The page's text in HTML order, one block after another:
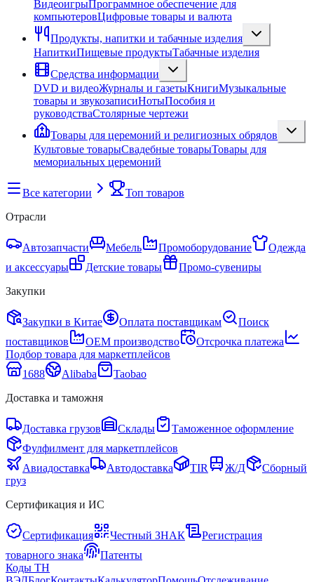
ВидеоигрыПрограммное обеспечение для
компьютеровЦифровые товары и валюта
Продукты, напитки и табачные изделия
НапиткиПищевые продуктыТабачные изделия
Средства информации
DVD и видеоЖурналы и газетыКнигиМузыкальные
товары и звукозаписиНотыПособия и
руководстваСтолярные чертежи
Товары для церемоний и религиозных обрядов
Культовые товарыСвадебные товарыТовары для
мемориальных церемоний
Все категории
Топ товаров
Отрасли
Автозапчасти Мебель Промоборудование
Одежда
и аксессуары
Детские товары
Промо-сувениры
Закупки
Закупки в Китае Оплата поставщикам
Поиск
поставщиков
OEM производство
Отсрочка платежа
Подбор товара для маркетплейсов
1688
Alibaba
Taobao
Доставка и таможня
Доставка грузов Склады
Таможенное оформление
Фулфилмент для маркетплейсов
Авиадоставка
Автодоставка TIR Ж/Д
Сборный
груз
Сертификация и ИС
Сертификация Честный ЗНАК
Регистрация
товарного знака
Патенты
Коды ТН